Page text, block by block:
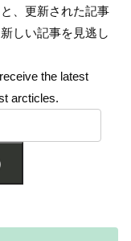
、更新された記事
しい記事を見逃し
the latest
arcticles.